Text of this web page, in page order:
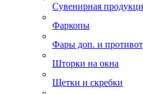
Сувенирная
Фаркопы
Фары доп. и
Шторки на окна
Щетки и скребки